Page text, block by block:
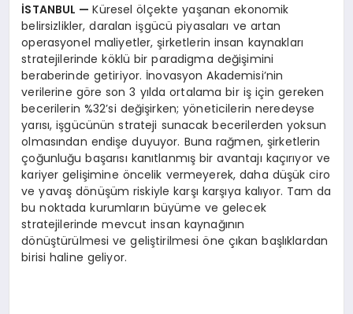
İSTANBUL —Küresel ölçekte yaşanan ekonomik
belirsizlikler, daralan işgücü piyasaları ve artan
operasyonel maliyetler, şirketlerin insan kaynakları
stratejilerinde köklü bir paradigma değişimini
beraberinde getiriyor. İnovasyon Akademisi’nin
verilerine göre son 3 yılda ortalama bir iş için gereken
becerilerin %32’si değişirken; yöneticilerin neredeyse
yarısı, işgücünün strateji sunacak becerilerden yoksun
olmasından endişe duyuyor. Buna rağmen, şirketlerin
çoğunluğu başarısı kanıtlanmış bir avantajı kaçırıyor ve
kariyer gelişimine öncelik vermeyerek, daha düşük ciro
ve yavaş dönüşüm riskiyle karşı karşıya kalıyor. Tam da
bu noktada kurumların büyüme ve gelecek
stratejilerinde mevcut insan kaynağının
dönüştürülmesi ve geliştirilmesi öne çıkan başlıklardan
birisi haline geliyor.